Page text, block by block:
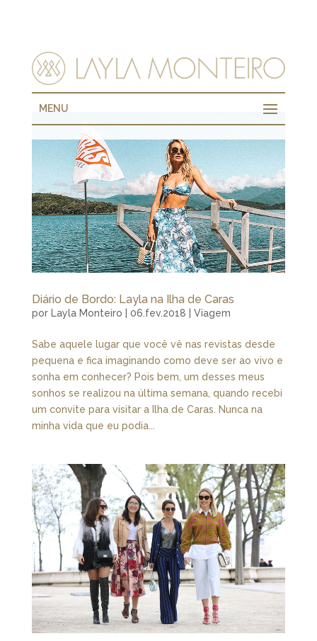
MENU
Diário de Bordo: Layla na Ilha de Caras
por Layla Monteiro 06.fev.2018 Viagem
Sabe aquele lugar que você vê nas revistas desde
pequena e fica imaginando como deve ser ao vivo e
sonha em conhecer? Pois bem, um desses meus
sonhos se realizou na última semana, quando recebi
um convite para visitar a Ilha de Caras. Nunca na
minha vida que eu podia...